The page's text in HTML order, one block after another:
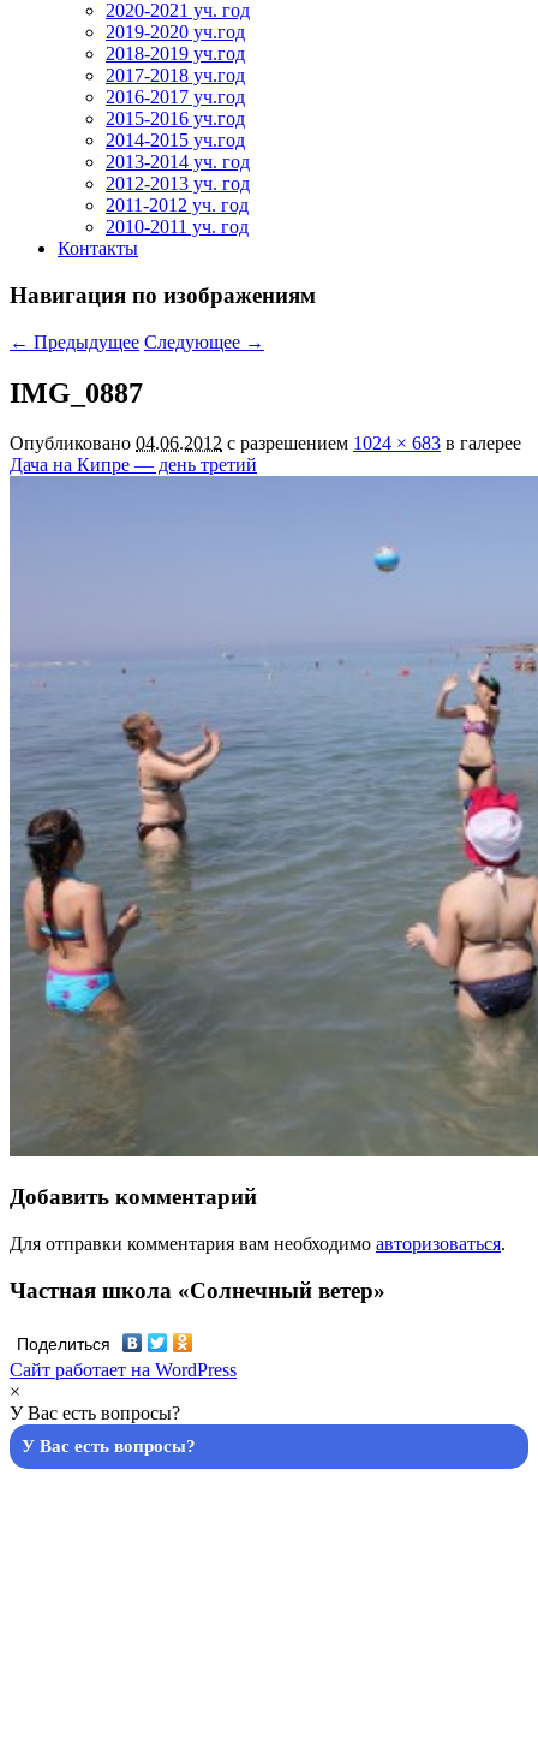
2020-2021 уч. год
2019-2020 уч.год
2018-2019 уч.год
2017-2018 уч.год
2016-2017 уч.год
2015-2016 уч.год
2014-2015 уч.год
2013-2014 уч. год
2012-2013 уч. год
2011-2012 уч. год
2010-2011 уч. год
Контакты
Навигация по изображениям
← Предыдущее Следующее →
IMG_0887
Опубликовано 04.06.2012 с разрешением 1024 × 683 в галерее
Дача на Кипре — день третий
Добавить комментарий
Для отправки комментария вам необходимо авторизоваться.
Частная школа «Солнечный ветер»
Поделиться
Сайт работает на WordPress
×
У Вас есть вопросы?
У Вас есть вопросы?